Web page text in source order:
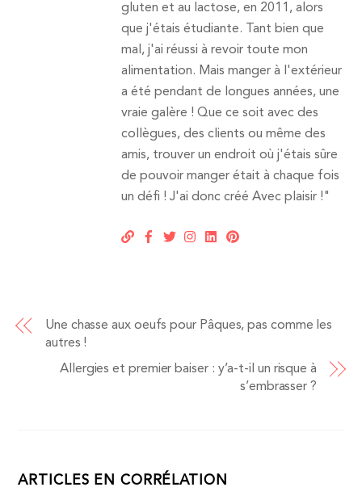
gluten et au lactose, en 2011, alors
que j'étais étudiante. Tant bien que
mal, j'ai réussi à revoir toute mon
alimentation. Mais manger à l'extérieur
a été pendant de longues années, une
vraie galère ! Que ce soit avec des
collègues, des clients ou même des
amis, trouver un endroit où j'étais sûre
de pouvoir manger était à chaque fois
un défi ! J'ai donc créé Avec plaisir !"
Une chasse aux oeufs pour Pâques, pas comme les
autres !
Allergies et premier baiser : y’a-t-il un risque à
s’embrasser ?
ARTICLES EN CORRÉLATION